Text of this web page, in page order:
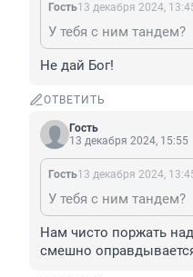
Гость13 декабря 2024,
У тебя с ним тандем?
Не дай Бог!
ОТВЕТИТЬ
Гость
13 декабря 2024, 15:55
Гость13 декабря 2024,
У тебя с ним тандем?
Нам чисто поржать
смешно